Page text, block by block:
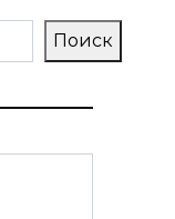
Поиск